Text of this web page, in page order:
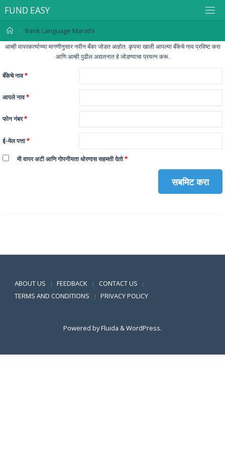
FUND EASY
Bank Language Marathi
आम्ही वापरकर्त्याच्या मागणीनुसार नवीन बँका जोडत आहोत. कृपया खाली आपल्या बँकेचे नाव प्रविष्ट करा
आणि आम्ही पुढील अद्यतनात हे जोडण्याचा प्रयत्न करू.
बँकेचे नाव*
आपले नाव*
फोन नंबर*
ई-मेल पत्ता*
मी वापर अटी आणि गोपनीयता धोरणास सहमती देतो*
ABOUT US FEEDBACK CONTACT US
TERMS AND CONDITIONS PRIVACY POLICY
Powered byFluida &WordPress.